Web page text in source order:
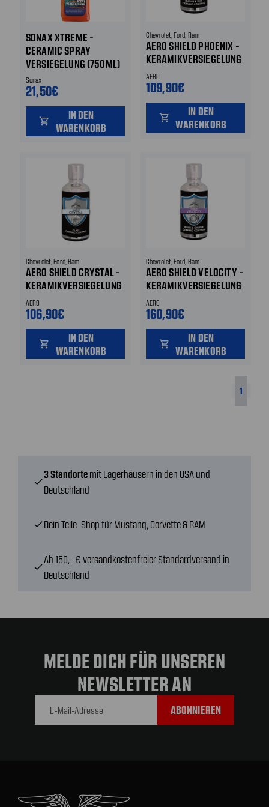
SONAX XTREME -
CERAMIC SPRAY
VERSIEGELUNG (750ML)
KERAMIKVERSIEGELUNG
ZUM AUFSPRÜHEN
Sonax
21,50€
shopping_cart
IN DEN
WARENKORB
Chevrolet, Ford, Ram
AERO SHIELD PHOENIX -
KERAMIKVERSIEGELUNG
FÜR LEDER & INTERIEUR
VERKLEIDUNGEN - 50 ML
AERO
109,90€
shopping_cart
IN DEN
WARENKORB
Chevrolet, Ford, Ram
AERO SHIELD CRYSTAL -
KERAMIKVERSIEGELUNG
FÜR GLAS - INNEN &
AUSSEN - 50 ML
AERO
106,90€
shopping_cart
IN DEN
WARENKORB
Chevrolet, Ford, Ram
AERO SHIELD VELOCITY -
KERAMIKVERSIEGELUNG
FÜR FELGEN UND
BREMSSÄTTEL - 30 ML
AERO
160,90€
shopping_cart
IN DEN
WARENKORB
1
check
3 Standorte mit Lagerhäusern in den USA und
Deutschland
checkDein Teile-Shop für Mustang, Corvette & RAM
check
Ab 150,- € versandkostenfreier Standardversand in
Deutschland
MELDE DICH FÜR UNSEREN
NEWSLETTER AN